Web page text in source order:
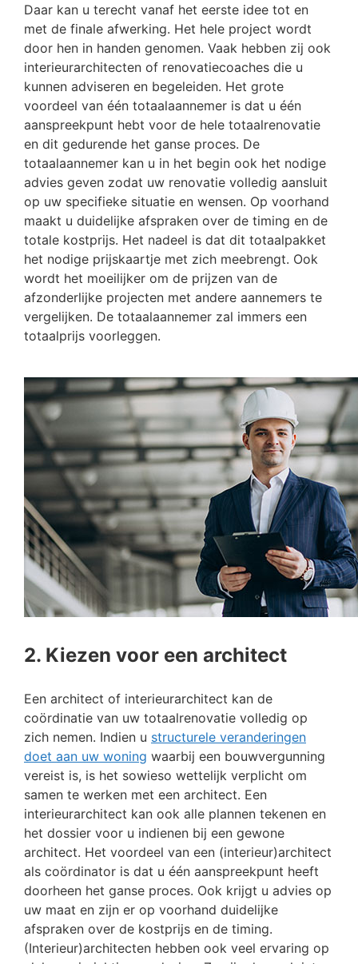
Daar kan u terecht vanaf het eerste idee tot en
met de finale afwerking. Het hele project wordt
door hen in handen genomen. Vaak hebben zij ook
interieurarchitecten of renovatiecoaches die u
kunnen adviseren en begeleiden. Het grote
voordeel van één totaalaannemer is dat u één
aanspreekpunt hebt voor de hele totaalrenovatie
en dit gedurende het ganse proces. De
totaalaannemer kan u in het begin ook het nodige
advies geven zodat uw renovatie volledig aansluit
op uw specifieke situatie en wensen. Op voorhand
maakt u duidelijke afspraken over de timing en de
totale kostprijs. Het nadeel is dat dit totaalpakket
het nodige prijskaartje met zich meebrengt. Ook
wordt het moeilijker om de prijzen van de
afzonderlijke projecten met andere aannemers te
vergelijken. De totaalaannemer zal immers een
totaalprijs voorleggen.
2. Kiezen voor een architect
Een architect of interieurarchitect kan de
coördinatie van uw totaalrenovatie volledig op
zich nemen. Indien u structurele veranderingen
doet aan uw woning waarbij een bouwvergunning
vereist is, is het sowieso wettelijk verplicht om
samen te werken met een architect. Een
interieurarchitect kan ook alle plannen tekenen en
het dossier voor u indienen bij een gewone
architect. Het voordeel van een (interieur)architect
als coördinator is dat u één aanspreekpunt heeft
doorheen het ganse proces. Ook krijgt u advies op
uw maat en zijn er op voorhand duidelijke
afspraken over de kostprijs en de timing.
(Interieur)architecten hebben ook veel ervaring op